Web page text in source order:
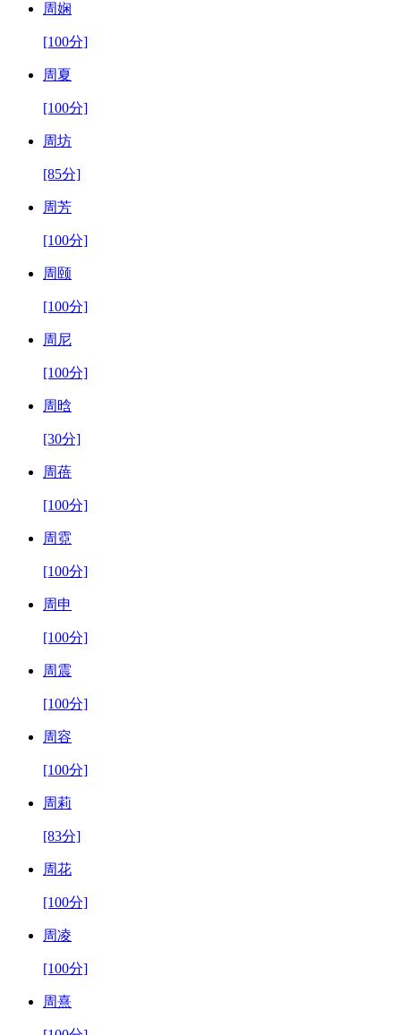
周娴
[100分]
周夏
[100分]
周坊
[85分]
周芳
[100分]
周颐
[100分]
周尼
[100分]
周晗
[30分]
周蓓
[100分]
周霓
[100分]
周申
[100分]
周震
[100分]
周容
[100分]
周莉
[83分]
周花
[100分]
周凌
[100分]
周熹